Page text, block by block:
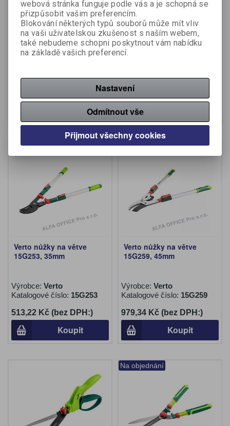
Verto nůžky na větve a
keře 15G207, 18mm
Katalogové číslo:15G207
Verto nůžky na větve
15G251, 35mm
Katalogové číslo:15G251
324,79 Kč (bez DPH:)
Verto nůžky na větve
15G253, 35mm
Výrobce: Verto
Katalogové číslo: 15G253
513,22 Kč (bez DPH:)
Koupit
Na objednání
Verto nůžky na větve
15G259, 45mm
Výrobce: Verto
Katalogové číslo: 15G259
979,34 Kč (bez DPH:)
Koupit
Na objednání
webová stránka funguje podle vás a je schopná se
přizpůsobit vašim preferencím.
Blokování některých typů souborů může mít vliv
na vaši uživatelskou zkušenost s naším webem,
také nebudeme schopni poskytnout vám nabídku
na základě vašich preferencí.
Nastavení
Odmítnout vše
Přijmout všechny cookies